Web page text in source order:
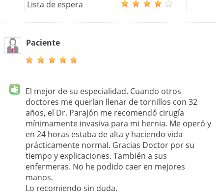
Lista de espera
Paciente
El mejor de su especialidad. Cuando otros
doctores me querían llenar de tornillos con 32
años, el Dr. Parajón me recomendó cirugía
mínimamente invasiva para mi hernia. Me operó y
en 24 horas estaba de alta y haciendo vida
prácticamente normal. Gracias Doctor por su
tiempo y explicaciones. También a sus
enfermeras. No he podido caer en mejores
manos.
Lo recomiendo sin duda.